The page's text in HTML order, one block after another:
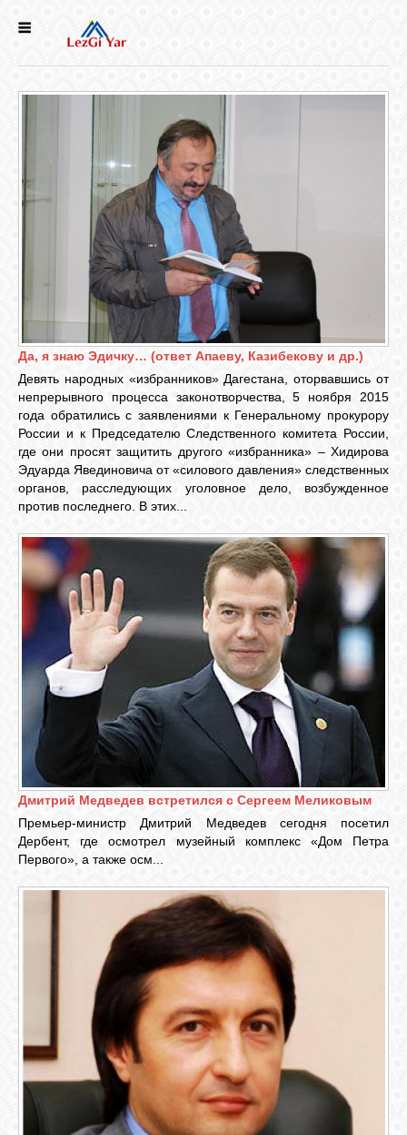
ИСТОРИЯ
НАРОДЫ
БИБЛИОТЕКА
ФОРУМ
О САЙТЕ
ФОТО
ВИДЕО
МУЗЫКА
САЙТЫ
ОБЪЯВЛЕНИЯ
ВХОД
Да, я знаю Эдичку… (ответ Апаеву, Казибекову и др.)
Девять народных «избранников» Дагестана, оторвавшись от
непрерывного процесса законотворчества, 5 ноября 2015
года обратились с заявлениями к Генеральному прокурору
России и к Председателю Следственного комитета России,
где они просят защитить другого «избранника» – Хидирова
Эдуарда Явединовича от «силового давления» следственных
органов, расследующих уголовное дело, возбужденное
против последнего. В этих...
Дмитрий Медведев встретился с Сергеем Меликовым
Премьер-министр Дмитрий Медведев сегодня посетил
Дербент, где осмотрел музейный комплекс «Дом Петра
Первого», а также осм...